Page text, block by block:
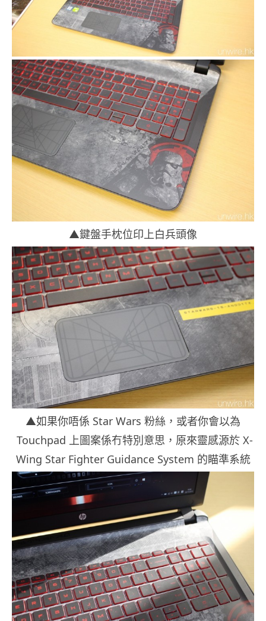
▲鍵盤手枕位印上白兵頭像
▲如果你唔係 Star Wars 粉絲，或者你會以為
Touchpad 上圖案係冇特別意思，原來靈感源於 X-
Wing Star Fighter Guidance System 的瞄準系統